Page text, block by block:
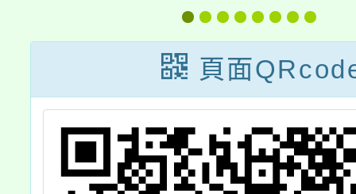
員工福利服務措
施推動方案」名
稱為「友善職場-
公教員工福利服
務措施推動方
人士
籍者
政院
關學
進用
頁面